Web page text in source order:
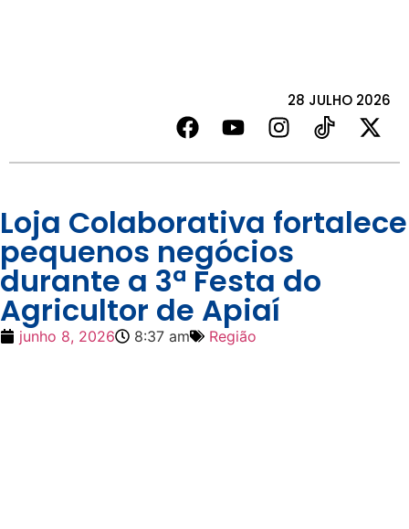
28 JULHO 2026
Loja Colaborativa fortalece
pequenos negócios
durante a 3ª Festa do
Agricultor de Apiaí
junho 8, 2026 8:37 am Região